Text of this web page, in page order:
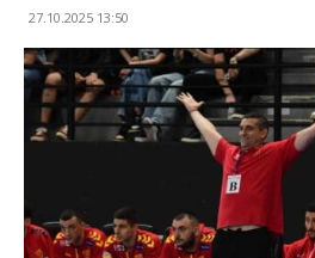
27.10.2025 13:50